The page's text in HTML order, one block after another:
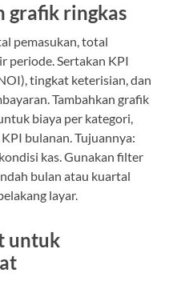
grafik ringkas
pemasukan, total
periode. Sertakan KPI
tingkat keterisian, dan
Tambahkan grafik
biaya per kategori,
bulanan. Tujuannya:
kas. Gunakan filter
bulan atau kuartal
layar.
untuk